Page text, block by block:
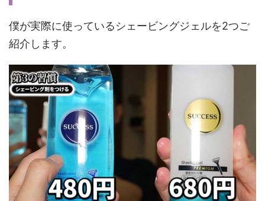
僕が実際に使っているシェービングジェルを2つご
紹介します。